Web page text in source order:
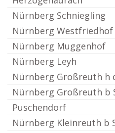
Nürnberg Schniegling
Nürnberg Westfriedhof
Nürnberg Muggenhof
Nürnberg Leyh
Nürnberg Großreuth h
Nürnberg Großreuth b
Puschendorf
Nürnberg Kleinreuth b